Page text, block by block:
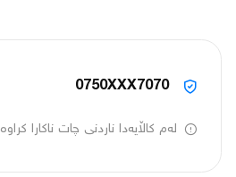
0750XXX7070
لەم کاڵایەدا ناردنی چات ناکارا کراوە